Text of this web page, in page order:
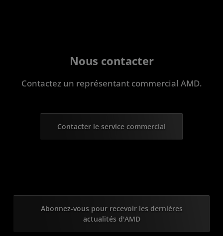
Nous contacter
Contactez un représentant commercial AMD.
Contacter le service commercial
Abonnez-vous pour recevoir les dernières
actualités d'AMD